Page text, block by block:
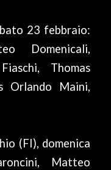
23 febbraio:
Domenicali,
Thomas
Orlando Maini,
(FI), domenica
Matteo